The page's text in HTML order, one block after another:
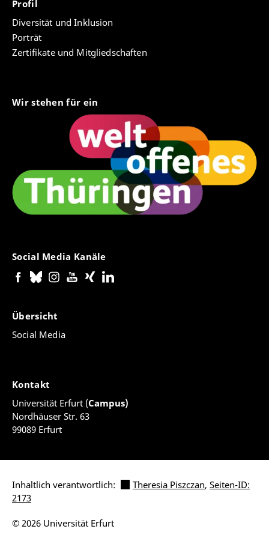
Fachdidaktiken. Band 5. Aachen: Shaker.
Aushandlungsprozesse über psychische Gesundheit
im Englischunterricht nutzen. In: Albers, Carsten:
Tagungsband Embracing Diversity - Aspekte von
Diversität in Literatur- und Kulturdidaktik für den
Englischunterricht.
Lohe, Viviane & Elsner, Daniela (erscheint):
Mehrsprachige (Lese-)texte aus der Perspektive der
Fremdsprachendidaktik. In: Kutzelmann, Sabine &
Kirchhoff, Petra (Hrsg.): Schritt für Schritt zum guten
Kallmeyer.
Powers of Dude. In: Leonhardt, Jan-Erik & Viebrock,
Lindl, Alfred; Lohe, Viviane & Kirchhoff, Petra (2024):
Fachspezifische Unterrichtsqualität in schulischen
Forschungsansätze. In V. Lohe, A. Lindl & P. Kirchhoff
Fremdsprachen. Münster: Waxmann.
Mehrsprachigkeit und Digitalisierung. In: Bündgens-
Profil
Diversität und Inklusion
Porträt
Zertifikate und Mitgliedschaften
Wir stehen für ein
Social Media Kanäle
Übersicht
Social Media
Kontakt
Universität Erfurt (Campus)
Nordhäuser Str. 63
99089 Erfurt
Inhaltlich verantwortlich: Theresia Piszczan, Seiten-ID:
2173
© 2026 Universität Erfurt